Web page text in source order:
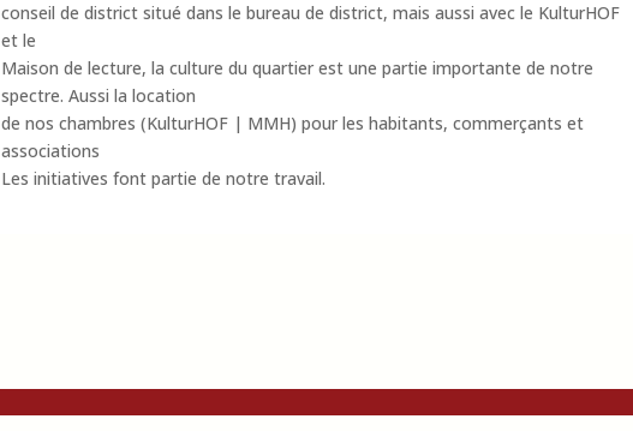
conseil de district situé dans le bureau de district, mais aussi avec le KulturHOF
et le
Maison de lecture, la culture du quartier est une partie importante de notre
spectre. Aussi la location
de nos chambres (KulturHOF | MMH) pour les habitants, commerçants et
associations
Les initiatives font partie de notre travail.